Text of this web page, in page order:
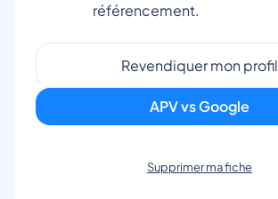
référencement.
Revendiquer mon profil
APV vs Google
Supprimer ma fiche